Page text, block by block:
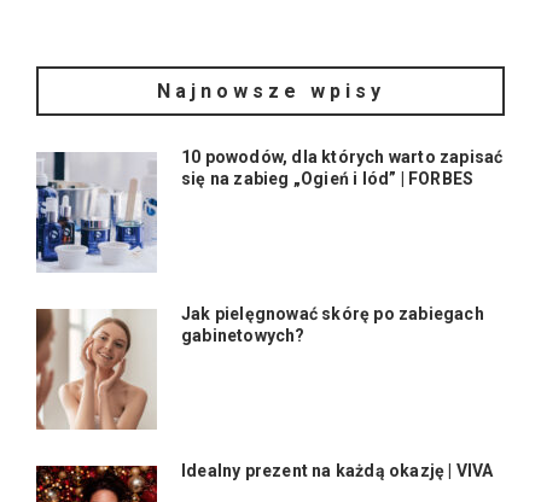
Najnowsze wpisy
10 powodów, dla których warto zapisać
się na zabieg „Ogień i lód” | FORBES
Jak pielęgnować skórę po zabiegach
gabinetowych?
Idealny prezent na każdą okazję | VIVA